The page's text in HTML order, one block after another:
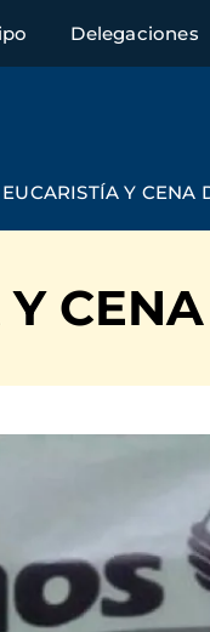
Delegaciones
EUCARISTÍA Y CENA
Y